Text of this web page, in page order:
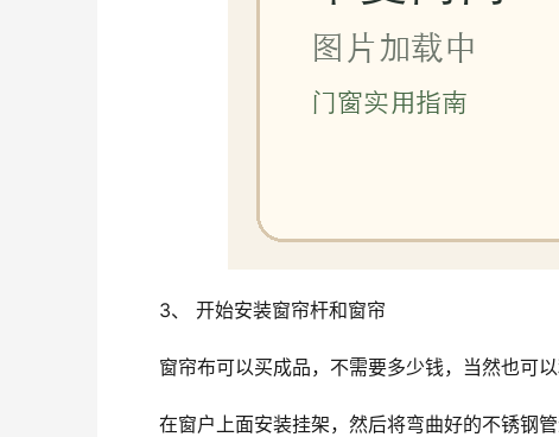
3、 开始安装窗帘杆和窗帘
窗帘布可以买成品，不需要多少钱，当然也可
在窗户上面安装挂架，然后将弯曲好的不锈钢管